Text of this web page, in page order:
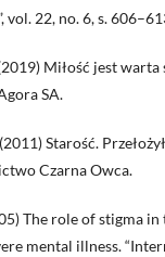
22, no. 6, s.
Miłość jest warta
SA.
Starość.
Czarna Owca.
The role of stigma
mental illness.